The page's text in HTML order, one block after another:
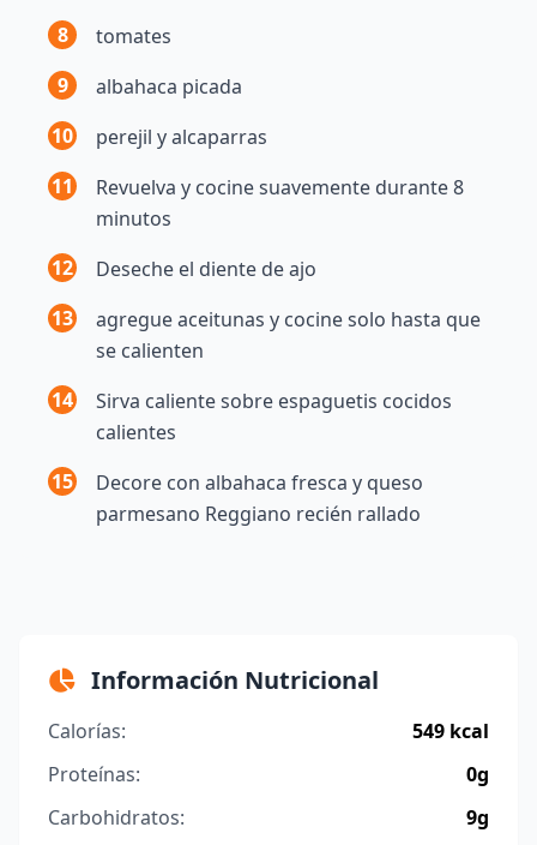
8
tomates
9
albahaca picada
10
perejil y alcaparras
11
Revuelva y cocine suavemente durante 8
minutos
12
Deseche el diente de ajo
13
agregue aceitunas y cocine solo hasta que
se calienten
14
Sirva caliente sobre espaguetis cocidos
calientes
15
Decore con albahaca fresca y queso
parmesano Reggiano recién rallado
Información Nutricional
Calorías:
549 kcal
Proteínas:
0g
Carbohidratos:
9g